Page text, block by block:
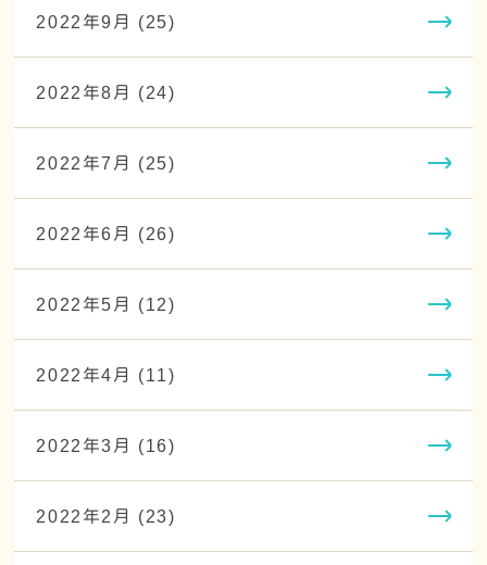
2022年9月 (25)
2022年8月 (24)
2022年7月 (25)
2022年6月 (26)
2022年5月 (12)
2022年4月 (11)
2022年3月 (16)
2022年2月 (23)